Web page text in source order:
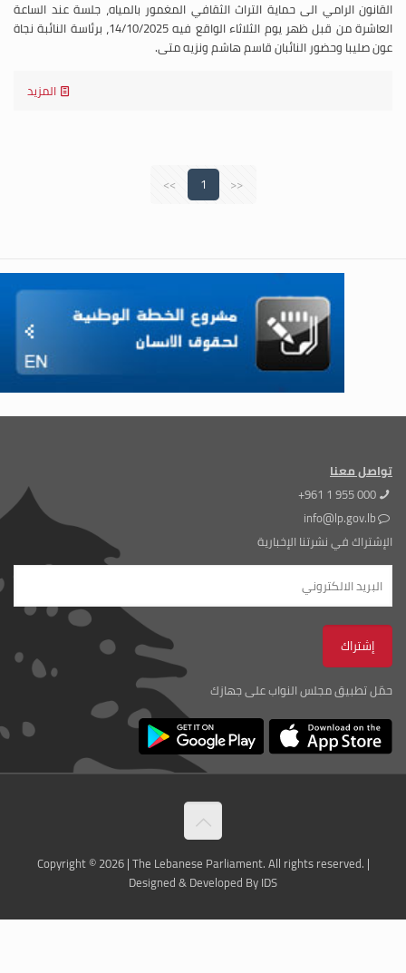
القانون الرامي الى حماية التراث الثقافي المغمور بالمياه، جلسة عند الساعة
العاشرة من قبل ظهر يوم الثلاثاء الواقع فيه 14/10/2025، برئاسة النائبة نجاة
عون صليبا وحضور النائبان قاسم هاشم ونزيه متى.
المزيد
<<
1
>>
تواصل معنا
+961 1 955 000
info@lp.gov.lb
الإشتراك في نشرتنا الإخبارية
حمّل تطبيق مجلس النواب على جهازك
Copyright © 2026 | The Lebanese Parliament. All rights reserved. |
Designed & Developed By IDS